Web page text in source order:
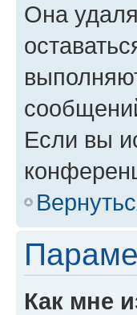
Она
Если вы
Как мне